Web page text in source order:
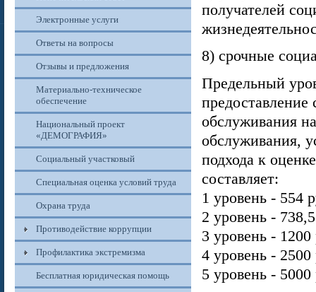
Электронные услуги
Ответы на вопросы
Отзывы и предложения
Материально-техническое
обеспечение
Национальный проект
«ДЕМОГРАФИЯ»
Социальный участковый
Специальная оценка условий труда
Охрана труда
Противодействие коррупции
Профилактика экстремизма
Бесплатная юридическая помощь
получателей
8) срочные
Предельный
обслуживания
обслуживания,
подхода к
составляет:
1 уровень - 554
2 уровень -
3 уровень - 1200
4 уровень - 2500
5 уровень - 5000